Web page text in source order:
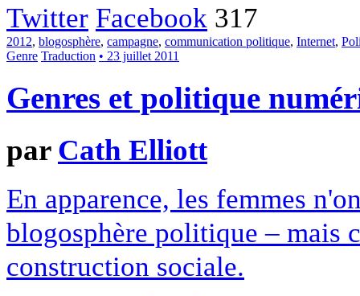
Twitter Facebook 317
2012, blogosphère, campagne, communication politique, Internet,
Genre Traduction • 23 juillet 2011
Genres et politique
par Cath Elliott
En apparence, les femmes
blogosphère politique – mais
construction sociale.